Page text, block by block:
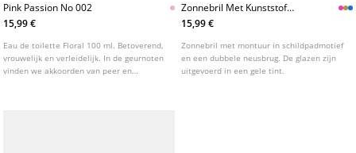
Pink Passion No 002
15,99 €
Eau de toilette Floral 100 ml. Betoverend,
vrouwelijk en verleidelijk. In de geurnoten
vinden we akkoorden van peer en
Zonnebril Met Kunststof
Montuur En Dubbele
Neusbrug
15,99 €
Zonnebril met montuur in schildpadmotief
en een dubbele neusbrug. De glazen zijn
uitgevoerd in een gele tint.